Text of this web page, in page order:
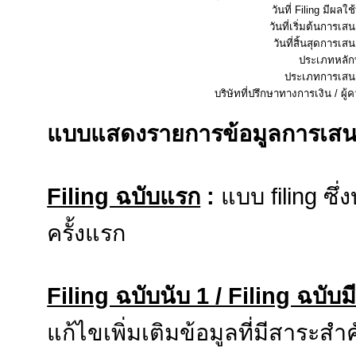
วันที่ Filing มีผลใ
วันที่เริ่มต้นการเส
วันที่สิ้นสุดการเส
ประเภทหลั
ประเภทการเส
บริษัทที่ปรึกษาทางการเงิน / ผู้
แบบแสดงรายการข้อมูลการเ
Filing ฉบับแรก : แบบ filing ซึ่ง
ครั้งแรก
Filing ฉบับนับ 1 / Filing ฉบับ
แก้ไขเพิ่มเติมข้อมูลที่มีสาระส